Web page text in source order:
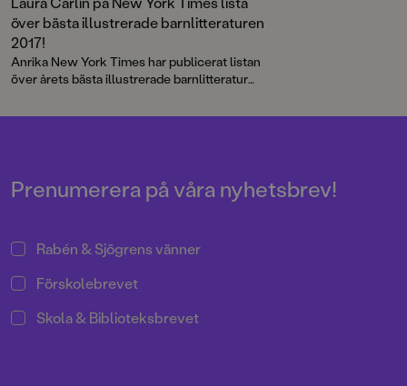
över bästa illustrerade barnlitteraturen
2017!
Anrika New York Times har publicerat listan
över årets bästa illustrerade barnlitteratur
& Sjögren givit ut på svenska.
Prenumerera på våra nyhetsbrev!
Rabén & Sjögrens vänner
Förskolebrevet
Skola & Biblioteksbrevet